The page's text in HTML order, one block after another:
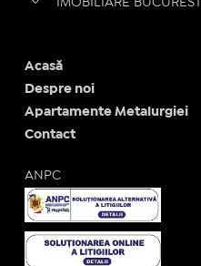
IMOBILIARE BUCURESTI
Acasă
Despre noi
Apartamente Metalurgiei
Contact
ANPC